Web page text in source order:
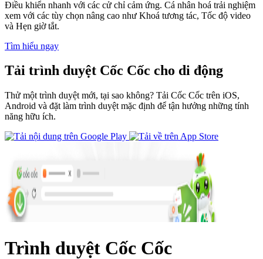
Điều khiển nhanh với các cử chỉ cảm ứng. Cá nhân hoá trải nghiệm
xem với các tùy chọn nâng cao như Khoá tương tác, Tốc độ video
và Hẹn giờ tắt.
Tìm hiểu ngay
Tải trình duyệt Cốc Cốc cho di động
Thử một trình duyệt mới, tại sao không? Tải Cốc Cốc trên iOS,
Android và đặt làm trình duyệt mặc định để tận hưởng những tính
năng hữu ích.
Trình duyệt Cốc Cốc